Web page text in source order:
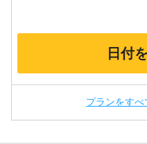
日付
プランをすべ